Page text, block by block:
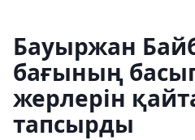
Бауыржан
бағының
жерлерін
тапсырды